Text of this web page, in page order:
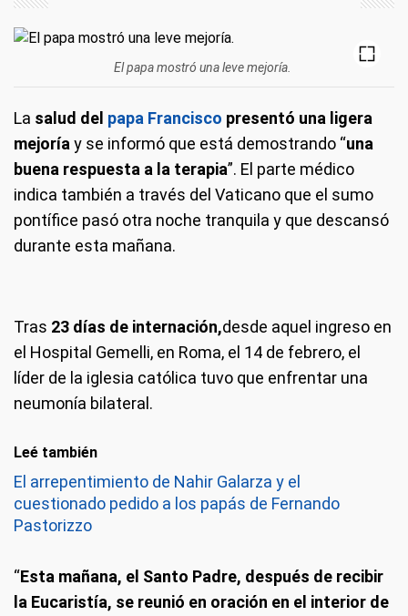
El papa mostró una leve mejoría.
La salud del papa Francisco presentó una ligera
mejoría y se informó que está demostrando “una
buena respuesta a la terapia”. El parte médico
indica también a través del Vaticano que el sumo
pontífice pasó otra noche tranquila y que descansó
durante esta mañana.
Tras 23 días de internación,desde aquel ingreso en
el Hospital Gemelli, en Roma, el 14 de febrero, el
líder de la iglesia católica tuvo que enfrentar una
neumonía bilateral.
Leé también
El arrepentimiento de Nahir Galarza y el
cuestionado pedido a los papás de Fernando
Pastorizzo
“Esta mañana, el Santo Padre, después de recibir
la Eucaristía, se reunió en oración en el interior de